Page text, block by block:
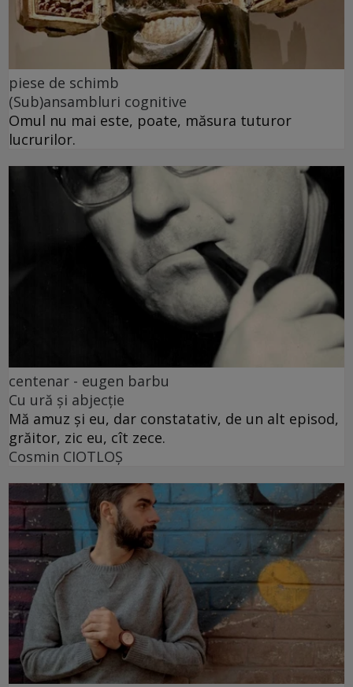
piese de schimb
(Sub)ansambluri cognitive
Omul nu mai este, poate, măsura tuturor
lucrurilor.
centenar - eugen barbu
Cu ură și abjecție
Mă amuz și eu, dar constatativ, de un alt episod,
grăitor, zic eu, cît zece.
Cosmin CIOTLOŞ